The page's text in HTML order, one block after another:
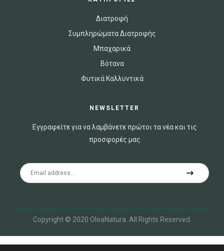
Διατροφή
Συμπληρώματα Διατροφής
Μπαχαρικά
Βότανα
Φυτικά Καλλυντικά
NEWSLETTER
Εγγραφείτε για να λαμβάνετε πρώτοι τα νέα και τις
προσφορές μας
Copyright © 2020 OleaNatura. All Rights Reserved.